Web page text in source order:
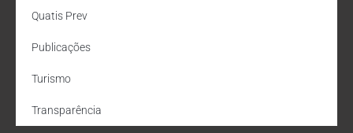
Quatis Prev
Publicações
Turismo
Transparência